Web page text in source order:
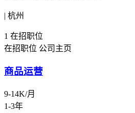
| 杭州
1 在招职位
在招职位 公司主页
商品运营
9-14K/月
1-3年